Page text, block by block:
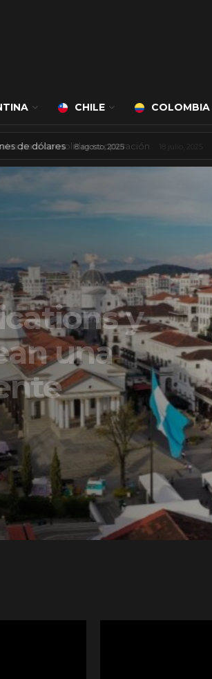
CHILE COLOMBIA
450 mil millones de dólares 8 agosto, 2025
y
una